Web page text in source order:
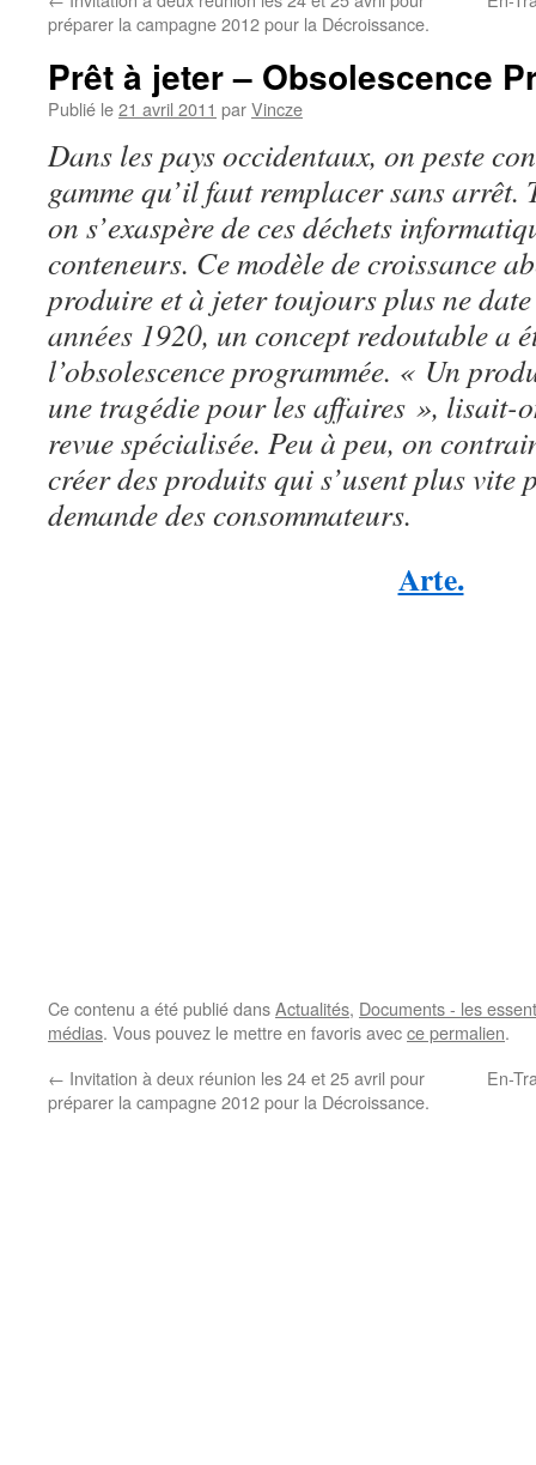
préparer la campagne 2012 pour la Décroissance.
Prêt à jeter – Obsolescence
Publié le21 avril 2011 parVincze
Dans les pays occidentaux, on peste
gamme qu’il faut remplacer sans arrêt.
on s’exaspère de ces déchets
conteneurs. Ce modèle de croissance
produire et à jeter toujours plus ne date
années 1920, un concept redoutable a
l’obsolescence programmée. « Un
une tragédie pour les affaires », lisait-
revue spécialisée. Peu à peu, on
créer des produits qui s’usent plus
demande des consommateurs.
Arte.
Ce contenu a été publié dansActualités, Documents - les
médias. Vous pouvez le mettre en favoris avecce permalien.
← Invitation à deux réunion les 24 et 25 avril pour
préparer la campagne 2012 pour la Décroissance.
En-